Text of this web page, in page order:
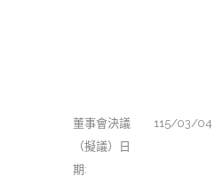
董事會決議
（擬議）日
期:
115/03/04